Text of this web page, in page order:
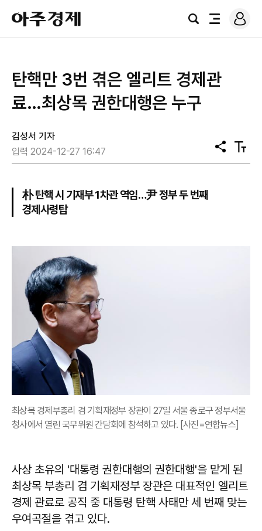
아
주
경
검
전
로
그
탄핵만 3번 겪은 엘리트 경제관
료…최상목 권한대행은 누구
김성서 기자
입력 2024-12-27 16:47
공
유
텍
스
朴 탄핵 시 기재부 1차관 역임…尹 정부 두 번째
경제사령탑
최상목 경제부총리 겸 기획재정부 장관이 27일 서울 종로구 정부서울
청사에서 열린 국무위원 간담회에 참석하고 있다. [사진=연합뉴스]
사상 초유의 '대통령 권한대행의 권한대행'을 맡게 된
최상목 부총리 겸 기획재정부 장관은 대표적인 엘리트
경제 관료로 공직 중 대통령 탄핵 사태만 세 번째 맞는
우여곡절을 겪고 있다.